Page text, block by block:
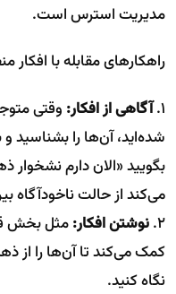
مدیریت استرس است.
راهکارهای مقابله با
۱. آگاهی از افکار: وقتی
شده‌اید، آن‌ها را بشناسید
بگویید «الان دارم
می‌کند از حالت ناخودآگاه
۲. نوشتن افکار:مثل بخش
کمک می‌کند تا آن‌ها را از
نگاه کنید.